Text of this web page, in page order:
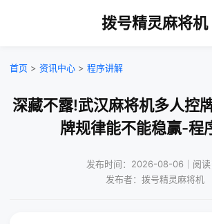
拨号精灵麻将机
首页 > 资讯中心 > 程序讲解
深藏不露!武汉麻将机多人控
牌规律能不能稳赢-程
发布时间：2026-08-06｜阅读
发布者：拨号精灵麻将机